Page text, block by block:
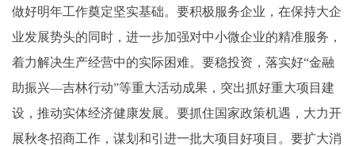
做好明年工作奠定坚实基础。要积极服务企业，在保持大企
业发展势头的同时，进一步加强对中小微企业的精准服务，
着力解决生产经营中的实际困难。要稳投资，落实好“金融
助振兴—吉林行动”等重大活动成果，突出抓好重大项目建
设，推动实体经济健康发展。要抓住国家政策机遇，大力开
展秋冬招商工作，谋划和引进一批大项目好项目。要扩大消